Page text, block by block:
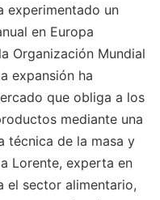
experimentado un
en Europa
Organización Mundial
expansión ha
que obliga a los
mediante una
técnica de la masa y
Lorente, experta en
el sector alimentario,